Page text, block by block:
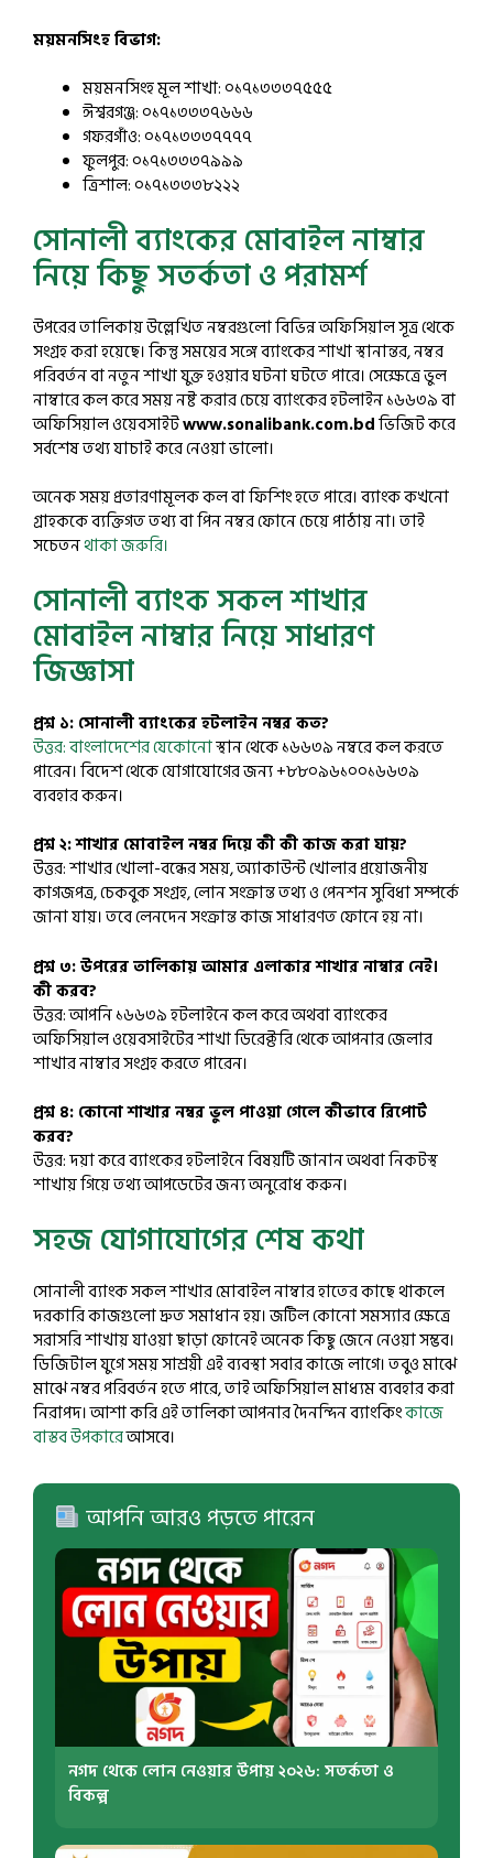
ময়মনসিংহ বিভাগ:
ময়মনসিংহ মূল শাখা: ০১৭১৩৩৩৭৫৫৫
ঈশ্বরগঞ্জ: ০১৭১৩৩৩৭৬৬৬
গফরগাঁও: ০১৭১৩৩৩৭৭৭৭
ফুলপুর: ০১৭১৩৩৩৭৯৯৯
ত্রিশাল: ০১৭১৩৩৩৮২২২
সোনালী ব্যাংকের মোবাইল নাম্বার
নিয়ে কিছু সতর্কতা ও পরামর্শ
উপরের তালিকায় উল্লেখিত নম্বরগুলো বিভিন্ন অফিসিয়াল সূত্র থেকে
সংগ্রহ করা হয়েছে। কিন্তু সময়ের সঙ্গে ব্যাংকের শাখা স্থানান্তর, নম্বর
পরিবর্তন বা নতুন শাখা যুক্ত হওয়ার ঘটনা ঘটতে পারে। সেক্ষেত্রে ভুল
নাম্বারে কল করে সময় নষ্ট করার চেয়ে ব্যাংকের হটলাইন ১৬৬৩৯ বা
অফিসিয়াল ওয়েবসাইটwww.sonalibank.com.bdভিজিট করে
সর্বশেষ তথ্য যাচাই করে নেওয়া ভালো।
অনেক সময় প্রতারণামূলক কল বা ফিশিং হতে পারে। ব্যাংক কখনো
গ্রাহককে ব্যক্তিগত তথ্য বা পিন নম্বর ফোনে চেয়ে পাঠায় না। তাই
সচেতনথাকা জরুরি।
সোনালী ব্যাংক সকল শাখার
মোবাইল নাম্বার নিয়ে সাধারণ
জিজ্ঞাসা
প্রশ্ন ১: সোনালী ব্যাংকের হটলাইন নম্বর কত?
উত্তর: বাংলাদেশের যেকোনোস্থান থেকে ১৬৬৩৯ নম্বরে কল করতে
পারেন। বিদেশ থেকে যোগাযোগের জন্য +৮৮০৯৬১০০১৬৬৩৯
ব্যবহার করুন।
প্রশ্ন ২: শাখার মোবাইল নম্বর দিয়ে কী কী কাজ করা যায়?
উত্তর: শাখার খোলা-বন্ধের সময়, অ্যাকাউন্ট খোলার প্রয়োজনীয়
কাগজপত্র, চেকবুক সংগ্রহ, লোন সংক্রান্ত তথ্য ও পেনশন সুবিধা সম্পর্কে
জানা যায়। তবে লেনদেন সংক্রান্ত কাজ সাধারণত ফোনে হয় না।
প্রশ্ন ৩: উপরের তালিকায় আমার এলাকার শাখার নাম্বার নেই।
কী করব?
উত্তর: আপনি ১৬৬৩৯ হটলাইনে কল করে অথবা ব্যাংকের
অফিসিয়াল ওয়েবসাইটের শাখা ডিরেক্টরি থেকে আপনার জেলার
শাখার নাম্বার সংগ্রহ করতে পারেন।
প্রশ্ন ৪: কোনো শাখার নম্বর ভুল পাওয়া গেলে কীভাবে রিপোর্ট
করব?
উত্তর: দয়া করে ব্যাংকের হটলাইনে বিষয়টি জানান অথবা নিকটস্থ
শাখায় গিয়ে তথ্য আপডেটের জন্য অনুরোধ করুন।
সহজ যোগাযোগের শেষ কথা
সোনালী ব্যাংক সকল শাখার মোবাইল নাম্বার হাতের কাছে থাকলে
দরকারি কাজগুলো দ্রুত সমাধান হয়। জটিল কোনো সমস্যার ক্ষেত্রে
সরাসরি শাখায় যাওয়া ছাড়া ফোনেই অনেক কিছু জেনে নেওয়া সম্ভব।
ডিজিটাল যুগে সময় সাশ্রয়ী এই ব্যবস্থা সবার কাজে লাগে। তবুও মাঝে
মাঝে নম্বর পরিবর্তন হতে পারে, তাই অফিসিয়াল মাধ্যম ব্যবহার করা
নিরাপদ। আশা করি এই তালিকা আপনার দৈনন্দিন ব্যাংকিংকাজে
বাস্তব উপকারেআসবে।
আপনি আরও পড়তে পারেন
নগদ থেকে লোন নেওয়ার উপায় ২০২৬: সতর্কতা ও
বিকল্প